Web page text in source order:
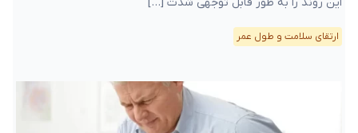
ارتقای سلامت و طول عمر